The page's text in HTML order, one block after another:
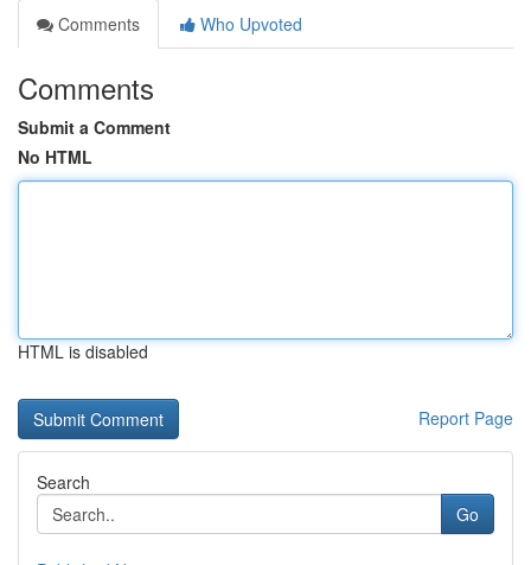
Comments
Who Upvoted
Comments
Submit a Comment
No HTML
HTML is disabled
Report Page
Search
Go